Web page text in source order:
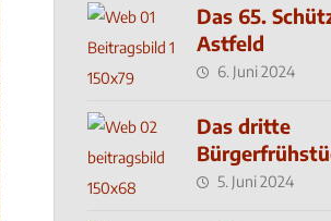
Das 65.
Astfeld
6. Juni 2024
Das dritte
5. Juni 2024